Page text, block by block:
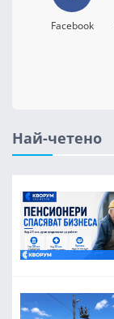
Facebook
Най-четено